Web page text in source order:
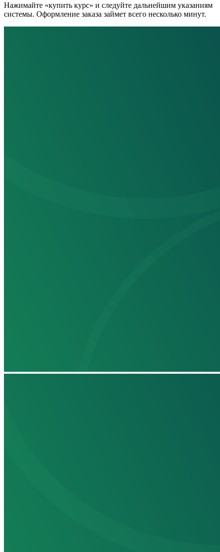
Нажимайте «купить курс» и следуйте дальнейшим указаниям
системы. Оформление заказа займет всего несколько минут.